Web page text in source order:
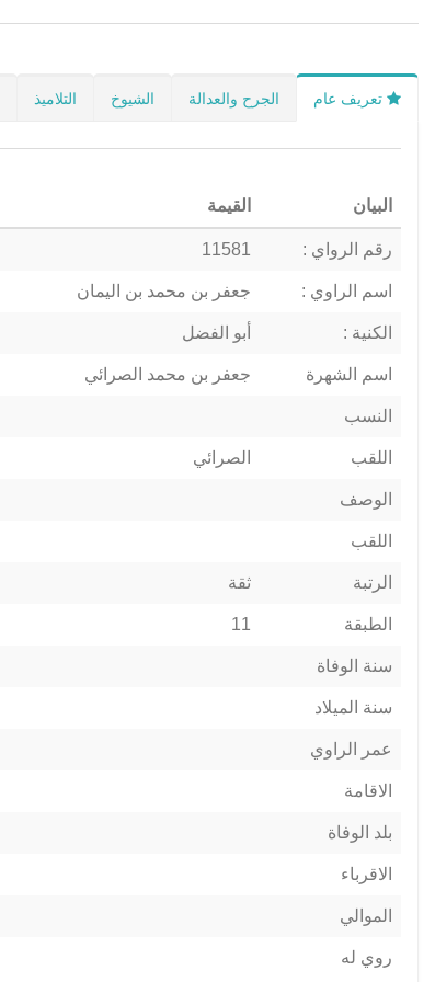
تعريف عام الجرح والعدالة الشيوخ التلاميذ
البيان القيمة
رقم الرواي : 11581
اسم الراوي : جعفر بن محمد بن اليمان
الكنية : أبو الفضل
اسم الشهرة جعفر بن محمد الصرائي
النسب
اللقب الصرائي
الوصف
اللقب
الرتبة ثقة
الطبقة 11
سنة الوفاة
سنة الميلاد
عمر الراوي
الاقامة
بلد الوفاة
الاقرباء
الموالي
روي له